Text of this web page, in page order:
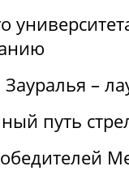
–
путь